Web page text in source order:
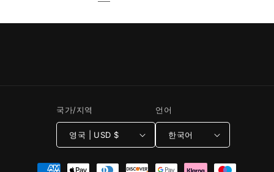
국가/지역
영국 | USD $
언어
한국어